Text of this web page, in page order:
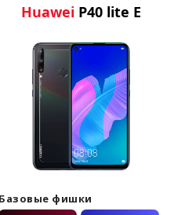
Huawei P40 lite E
Базовые фишки